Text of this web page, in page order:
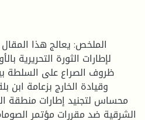
الملخص: يعالج هذا
لإطارات الثورة التحريرية
ظروف الصراع على السلطة
وقيادة الخارج بزعامة ابن
محساس لتجنيد إطارات منطقة
الشرقية ضد مقررات مؤتمر